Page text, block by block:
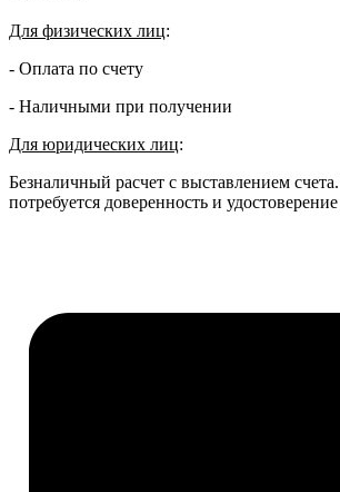
Для физических лиц:
- Оплата по счету
- Наличными при получении
Для юридических лиц:
Безналичный расчет с выставлением
потребуется доверенность и